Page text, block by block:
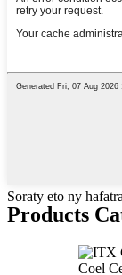
Soraty eto ny
Products